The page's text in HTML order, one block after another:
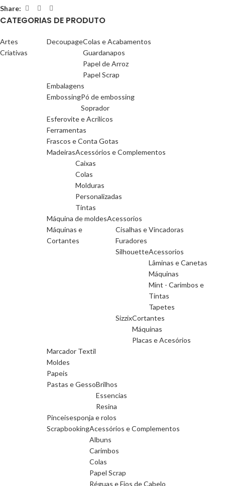
Share:
CATEGORIAS DE PRODUTO
Artes
Criativas
DecoupageColas e Acabamentos
Guardanapos
Papel de Arroz
Papel Scrap
Embalagens
EmbossingPó de embossing
Soprador
Esferovite e Acrilicos
Ferramentas
Frascos e Conta Gotas
MadeirasAcessórios e Complementos
Caixas
Colas
Molduras
Personalizadas
Tintas
Máquina de moldesAcessorios
Máquinas e
Cortantes
Cisalhas e Vincadoras
Furadores
SilhouetteAcessorios
Lâminas e Canetas
Máquinas
Mint - Carimbos e
Tintas
Tapetes
SizzixCortantes
Máquinas
Placas e Acesórios
Marcador Textil
Moldes
Papeis
Pastas e GessoBrilhos
Essencias
Resina
Pinceisesponja e rolos
ScrapbookingAcessórios e Complementos
Albuns
Carimbos
Colas
Papel Scrap
Réguas e Fios de Cabelo